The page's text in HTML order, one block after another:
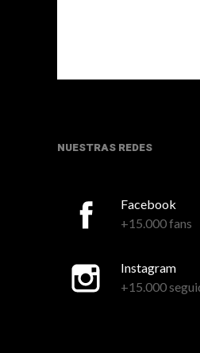
NUESTRAS REDES
Facebook
+15.000 fans
Instagram
+15.000